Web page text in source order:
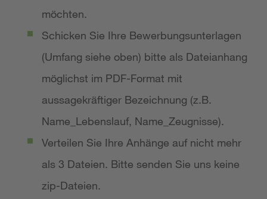
möchten.
Schicken Sie Ihre Bewerbungsunterlagen
(Umfang siehe oben) bitte als Dateianhang
möglichst im PDF-Format mit
aussagekräftiger Bezeichnung (z.B.
Name_Lebenslauf, Name_Zeugnisse).
Verteilen Sie Ihre Anhänge auf nicht mehr
als 3 Dateien. Bitte senden Sie uns keine
zip-Dateien.